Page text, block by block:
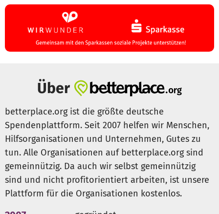
Über
betterplace.org ist die größte deutsche
Spendenplattform. Seit 2007 helfen wir Menschen,
Hilfsorganisationen und Unternehmen, Gutes zu
tun. Alle Organisationen auf betterplace.org sind
gemeinnützig. Da auch wir selbst gemeinnützig
sind und nicht profitorientiert arbeiten, ist unsere
Plattform für die Organisationen kostenlos.